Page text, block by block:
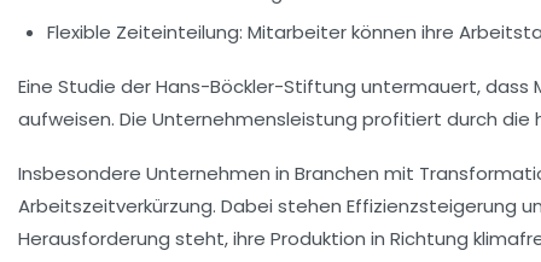
Flexible Zeiteinteilung: Mitarbeiter können ihre
Eine Studie der Hans-Böckler-Stiftung untermauert,
aufweisen. Die Unternehmensleistung profitiert durch
Insbesondere Unternehmen in Branchen mit
Arbeitszeitverkürzung. Dabei stehen Effizienzsteigerung
Herausforderung steht, ihre Produktion in Richtung